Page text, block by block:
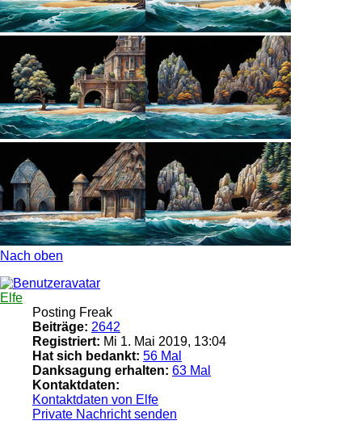
Nach oben
Elfe
Posting Freak
Beiträge: 2642
Registriert: Mi 1. Mai 2019, 13:04
Hat sich bedankt: 56 Mal
Danksagung erhalten: 63 Mal
Kontaktdaten:
Kontaktdaten von Elfe
Private Nachricht senden